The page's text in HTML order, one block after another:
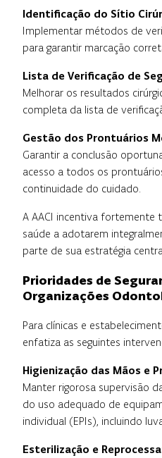
Identificação do Sítio
Implementar métodos de
para garantir marcação
Lista de Verificação de
Melhorar os resultados
completa da lista de
Gestão dos Prontuários
Garantir a conclusão
acesso a todos os
continuidade do cuidado.
A AACI incentiva fortemente
saúde a adotarem
parte de sua estratégia
Prioridades de
Organizações
Para clínicas e
enfatiza as seguintes
Higienização das Mãos e
Manter rigorosa supervisão
do uso adequado de
individual (EPIs), incluindo
Esterilização e